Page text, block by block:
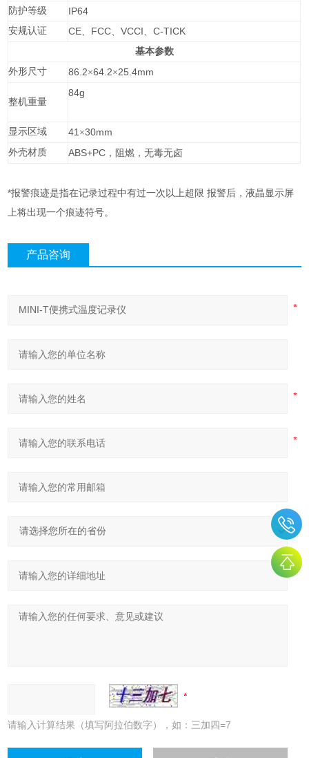
防护等级 IP64
安规认证 CE、 FCC、VCCI、C-TICK
基本参数
外形尺寸
86.2×64.2×25.4mm
整机重量
84g
显示区域 41 ×30mm
外壳材质 ABS+PC ，阻燃，无毒无卤
*报警痕迹是指在记录过程中有过一次以上超限 报警后，液晶显示屏
上将出现一个痕迹符号。
产品咨询
请输入计算结果（填写阿拉伯数字），如：三加四=7